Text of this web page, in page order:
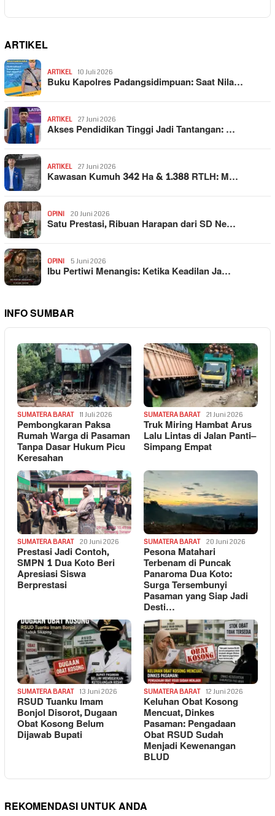
ARTIKEL
ARTIKEL 10 Juli 2026
Buku Kapolres Padangsidimpuan: Saat Nila…
ARTIKEL 27 Juni 2026
Akses Pendidikan Tinggi Jadi Tantangan: …
ARTIKEL 27 Juni 2026
Kawasan Kumuh 342 Ha & 1.388 RTLH: M…
OPINI 20 Juni 2026
Satu Prestasi, Ribuan Harapan dari SD Ne…
OPINI 5 Juni 2026
Ibu Pertiwi Menangis: Ketika Keadilan Ja…
INFO SUMBAR
SUMATERA BARAT 11 Juli 2026
Pembongkaran Paksa
Rumah Warga di Pasaman
Tanpa Dasar Hukum Picu
Keresahan
SUMATERA BARAT 21 Juni 2026
Truk Miring Hambat Arus
Lalu Lintas di Jalan Panti–
Simpang Empat
SUMATERA BARAT 20 Juni 2026
Prestasi Jadi Contoh,
SMPN 1 Dua Koto Beri
Apresiasi Siswa
Berprestasi
SUMATERA BARAT 20 Juni 2026
Pesona Matahari
Terbenam di Puncak
Panaroma Dua Koto:
Surga Tersembunyi
Pasaman yang Siap Jadi
Desti…
SUMATERA BARAT 13 Juni 2026
RSUD Tuanku Imam
Bonjol Disorot, Dugaan
Obat Kosong Belum
Dijawab Bupati
SUMATERA BARAT 12 Juni 2026
Keluhan Obat Kosong
Mencuat, Dinkes
Pasaman: Pengadaan
Obat RSUD Sudah
Menjadi Kewenangan
BLUD
REKOMENDASI UNTUK ANDA